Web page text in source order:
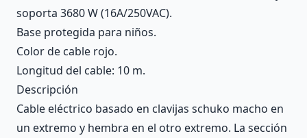
soporta 3680 W (16A/250VAC).
Base protegida para niños.
Color de cable rojo.
Longitud del cable: 10 m.
Descripción
Cable eléctrico basado en clavijas schuko macho en
un extremo y hembra en el otro extremo. La sección